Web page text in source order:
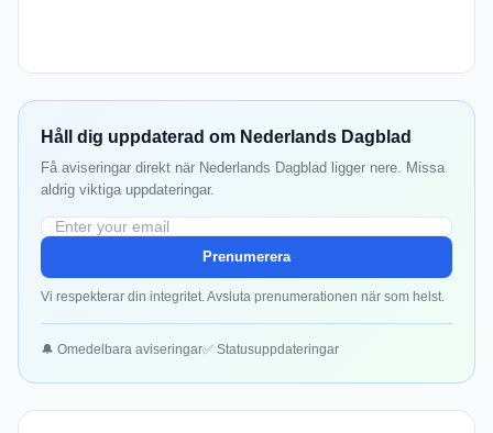
Håll dig uppdaterad om Nederlands Dagblad
Få aviseringar direkt när Nederlands Dagblad ligger nere. Missa
aldrig viktiga uppdateringar.
Prenumerera
Vi respekterar din integritet. Avsluta prenumerationen när som helst.
🔔 Omedelbara aviseringar✅ Statusuppdateringar